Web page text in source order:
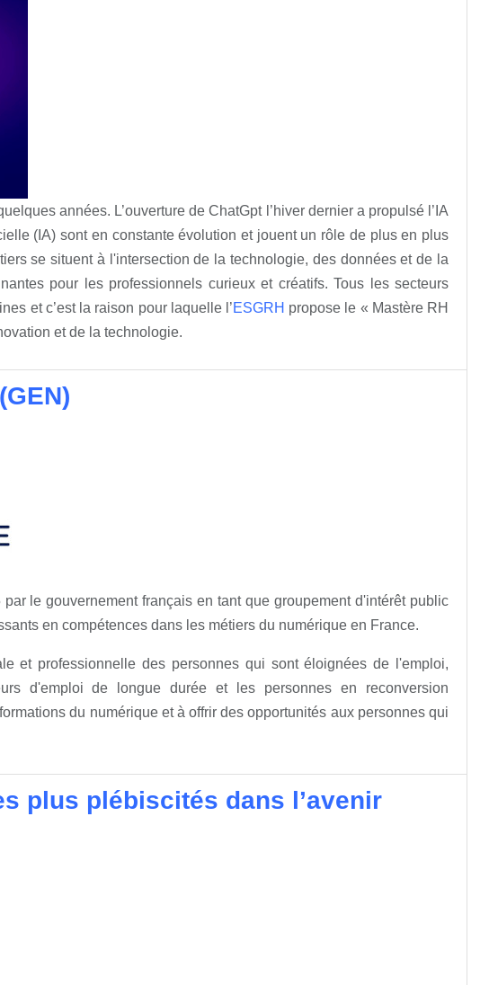
années. L’ouverture de ChatGpt l’hiver dernier a propulsé l’IA
(IA) sont en constante évolution et jouent un rôle de plus en plus
se situent à l'intersection de la technologie, des données et de la
pour les professionnels curieux et créatifs. Tous les secteurs
et c’est la raison pour laquelle l’ESGRH propose le « Mastère RH
et de la technologie.
le gouvernement français en tant que groupement d'intérêt public
en compétences dans les métiers du numérique en France.
et professionnelle des personnes qui sont éloignées de l'emploi,
d'emploi de longue durée et les personnes en reconversion
du numérique et à offrir des opportunités aux personnes qui
plus plébiscités dans l’avenir